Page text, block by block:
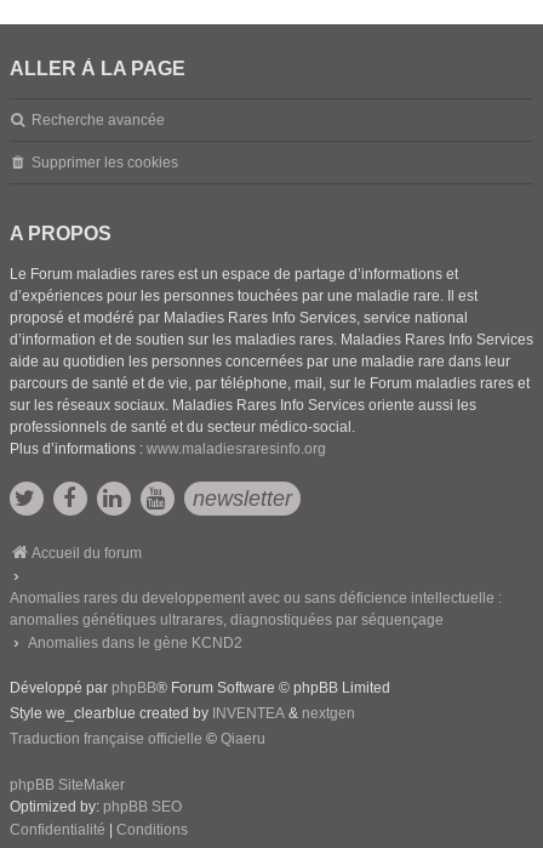
ALLER À LA PAGE
Recherche avancée
Supprimer les cookies
A PROPOS
Le Forum maladies rares est un espace de partage d’informations et
d’expériences pour les personnes touchées par une maladie rare. Il est
proposé et modéré par Maladies Rares Info Services, service national
d’information et de soutien sur les maladies rares. Maladies Rares Info Services
aide au quotidien les personnes concernées par une maladie rare dans leur
parcours de santé et de vie, par téléphone, mail, sur le Forum maladies rares et
sur les réseaux sociaux. Maladies Rares Info Services oriente aussi les
professionnels de santé et du secteur médico-social.
Plus d’informations : www.maladiesraresinfo.org
newsletter
Accueil du forum
Anomalies rares du developpement avec ou sans déficience intellectuelle :
anomalies génétiques ultrarares, diagnostiquées par séquençage
Anomalies dans le gène KCND2
Développé par phpBB® Forum Software © phpBB Limited
Style we_clearblue created by INVENTEA & nextgen
Traduction française officielle © Qiaeru
phpBB SiteMaker
Optimized by: phpBB SEO
Confidentialité
Conditions